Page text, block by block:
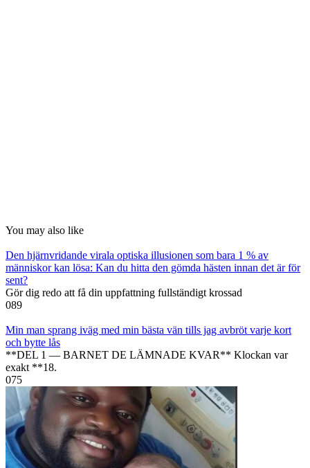
You may also like
Den hjärnvridande virala optiska illusionen som bara 1 % av
människor kan lösa: Kan du hitta den gömda hästen innan det är för
sent?
Gör dig redo att få din uppfattning fullständigt krossad
089
Min man sprang iväg med min bästa vän tills jag avbröt varje kort
och bytte lås
**DEL 1 — BARNET DE LÄMNADE KVAR** Klockan var
exakt **18.
075